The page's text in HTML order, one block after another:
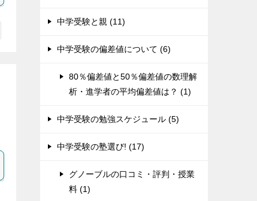
中学受験と親 (11)
中学受験の偏差値について (6)
80％偏差値と50％偏差値の数理解
析・進学者の平均偏差値は？ (1)
中学受験の勉強スケジュール (5)
中学受験の塾選び! (17)
グノーブルの口コミ・評判・授業
料 (1)